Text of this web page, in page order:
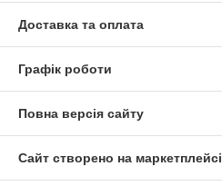
Доставка та оплата
Графік роботи
Повна версія сайту
Сайт створено на маркетплейсі